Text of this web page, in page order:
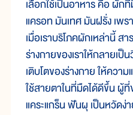
เลือกใช้เป็นอาหาร คือ ผัก
แครอท มันเทศ มันฝรั่ง เพร
เมื่อเราบริโภคผักเหล่านี้ ส
ร่างกายของเราให้กลายเป็
เติบโตของร่างกาย ให้ควา
ใช้สายตาในที่มืดได้ดีขึ้น ผู้
แคระแกร็น ฟันผุ เป็นหวัดง่